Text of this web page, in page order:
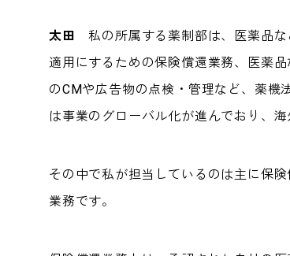
太田 私の所属する薬制部は、医薬品な
適用にするための保険償還業務、医薬
のCMや広告物の点検・管理など、薬
は事業のグローバル化が進んでおり、
その中で私が担当しているのは主に保
業務です。